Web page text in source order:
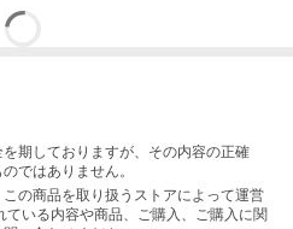
期しておりますが、その内容の正確
ではありません。
この商品を取り扱うストアによって運営
ている内容や商品、ご購入 、ご購入に関